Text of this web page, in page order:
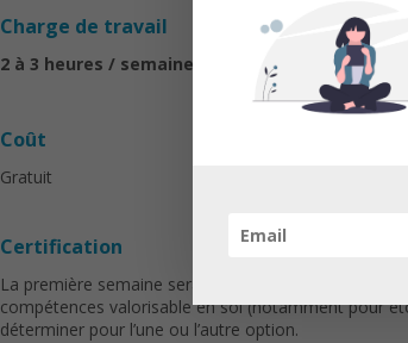
Charge de travail
2 à 3 heures / semaine
Coût
Gratuit
Certification
La première semaine sera consacrée à
compétences valorisable en soi (notamment pour
déterminer pour l’une ou l’autre option.